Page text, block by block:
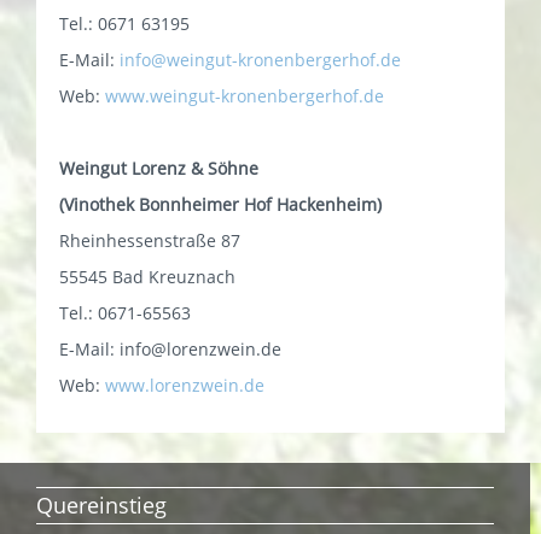
Tel.: 0671 63195
E-Mail: info@weingut-kronenbergerhof.de
Web: www.weingut-kronenbergerhof.de
Weingut Lorenz & Söhne
(Vinothek Bonnheimer Hof Hackenheim)
Rheinhessenstraße 87
55545 Bad Kreuznach
Tel.: 0671-65563
E-Mail: info@lorenzwein.de
Web: www.lorenzwein.de
Quereinstieg